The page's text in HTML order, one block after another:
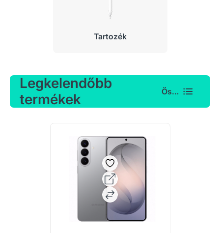
Tartozék
Legkelendőbb
termékek
Összes